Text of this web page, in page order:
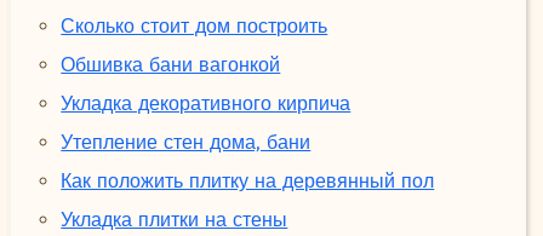
Сколько стоит дом построить
Обшивка бани вагонкой
Укладка декоративного кирпича
Утепление стен дома, бани
Как положить плитку на деревянный пол
Укладка плитки на стены